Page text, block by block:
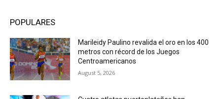
POPULARES
Marileidy Paulino revalida el oro en los 400
metros con récord de los Juegos
Centroamericanos
August 5, 2026